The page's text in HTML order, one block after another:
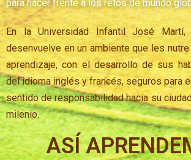
para hacer frente a los retos de mundo
En la Universidad Infantil José Martí,
desenvuelve en un ambiente que les nutre
aprendizaje, con el desarrollo de sus
del idioma inglés y francés, seguros para
sentido de responsabilidad hacia su
milenio.
ASÍ